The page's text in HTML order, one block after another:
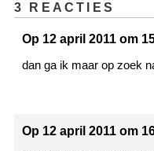
3 REACTIES
Op 12 april 2011 om
dan ga ik maar op zoek
Op 12 april 2011 om